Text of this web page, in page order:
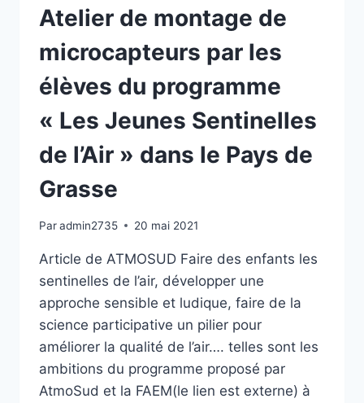
Atelier de montage de
microcapteurs par les
élèves du programme
« Les Jeunes Sentinelles
de l’Air » dans le Pays de
Grasse
Paradmin2735 20 mai 2021
Article de ATMOSUD Faire des enfants les
sentinelles de l’air, développer une
approche sensible et ludique, faire de la
science participative un pilier pour
améliorer la qualité de l’air…. telles sont les
ambitions du programme proposé par
AtmoSud et la FAEM(le lien est externe) à